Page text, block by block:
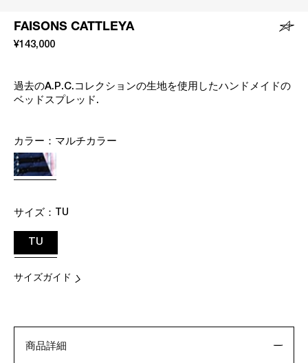
FAISONS CATTLEYA
¥143,000
過去のA.P.C.コレクションの生地を使用したハンドメイドの
ベッドスプレッド.
カラー： マルチカラー
サイズ： TU
TU
サイズガイド
商品詳細